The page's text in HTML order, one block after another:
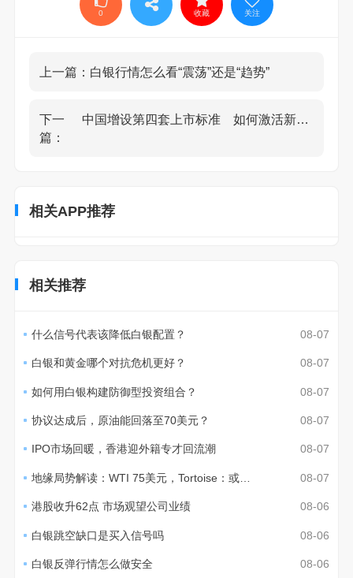
0 收藏 关注
上一篇： 白银行情怎么看“震荡”还是“趋势”
下一
篇：
中国增设第四套上市标准 如何激活新质生产力？
相关APP推荐
相关推荐
08-07
什么信号代表该降低白银配置？
08-07
白银和黄金哪个对抗危机更好？
08-07
如何用白银构建防御型投资组合？
08-07
协议达成后，原油能回落至70美元？
08-07
IPO市场回暖，香港迎外籍专才回流潮
08-07
地缘局势解读：WTI 75美元，Tortoise：或至70美元
08-06
港股收升62点 市场观望公司业绩
08-06
白银跳空缺口是买入信号吗
08-06
白银反弹行情怎么做安全